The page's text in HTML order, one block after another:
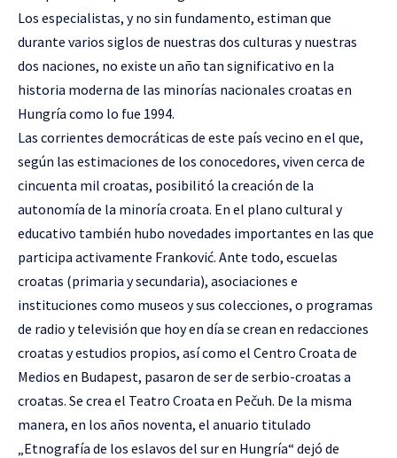
Los especialistas, y no sin fundamento, estiman que
durante varios siglos de nuestras dos culturas y nuestras
dos naciones, no existe un año tan significativo en la
historia moderna de las minorías nacionales croatas en
Hungría como lo fue 1994.
Las corrientes democráticas de este país vecino en el que,
según las estimaciones de los conocedores, viven cerca de
cincuenta mil croatas, posibilitó la creación de la
autonomía de la minoría croata. En el plano cultural y
educativo también hubo novedades importantes en las que
participa activamente Franković. Ante todo, escuelas
croatas (primaria y secundaria), asociaciones e
instituciones como museos y sus colecciones, o programas
de radio y televisión que hoy en día se crean en redacciones
croatas y estudios propios, así como el Centro Croata de
Medios en Budapest, pasaron de ser de serbio-croatas a
croatas. Se crea el Teatro Croata en Pečuh. De la misma
manera, en los años noventa, el anuario titulado
„Etnografía de los eslavos del sur en Hungría“ dejó de